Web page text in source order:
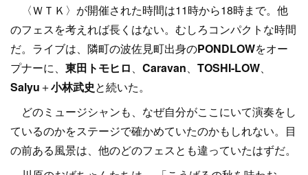
〈ＷＴＫ〉が開催された時間は11時から18時まで。他
のフェスを考えれば長くはない。むしろコンパクトな時間
だ。ライブは、隣町の波佐見町出身のPONDLOWをオー
プナーに、 東田トモヒロ、 Caravan、 TOSHI‐LOW、
Salyu＋小林武史と続いた。
どのミュージシャンも、なぜ自分がここにいて演奏をし
ているのかをステージで確かめていたのかもしれない。目
の前ある風景は、他のどのフェスとも違っていたはずだ。